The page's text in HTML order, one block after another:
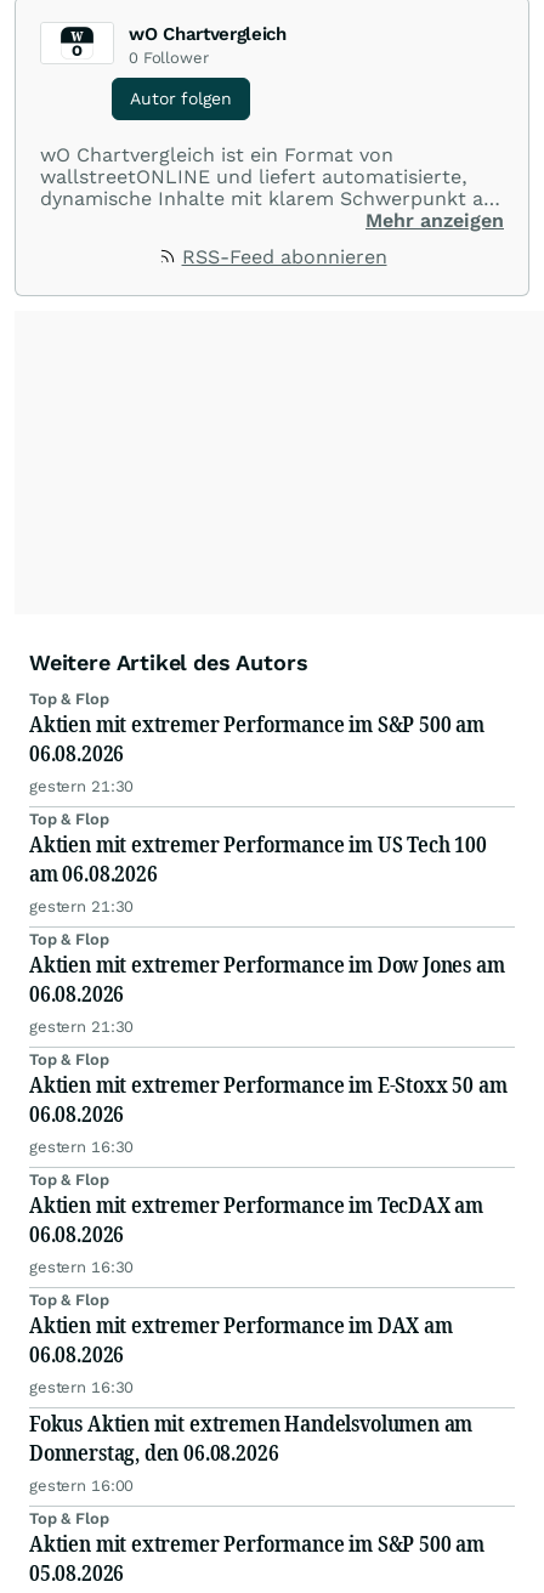
wO Chartvergleich
0 Follower
Autor folgen
wO Chartvergleich ist ein Format von
wallstreetONLINE und liefert automatisierte,
dynamische Inhalte mit klarem Schwerpunkt auf
Charts und Performance-Vergleiche. Im Fokus
Kursverläufe einer breiten Auswahl an Aktien
Mehr anzeigen
RSS-Feed abonnieren
Weitere Artikel des Autors
Top & Flop
Aktien mit extremer Performance im S&P 500 am
06.08.2026
gestern 21:30
Top & Flop
Aktien mit extremer Performance im US Tech 100
am 06.08.2026
gestern 21:30
Top & Flop
Aktien mit extremer Performance im Dow Jones am
06.08.2026
gestern 21:30
Top & Flop
Aktien mit extremer Performance im E-Stoxx 50 am
06.08.2026
gestern 16:30
Top & Flop
Aktien mit extremer Performance im TecDAX am
06.08.2026
gestern 16:30
Top & Flop
Aktien mit extremer Performance im DAX am
06.08.2026
gestern 16:30
Fokus Aktien mit extremen Handelsvolumen am
Donnerstag, den 06.08.2026
gestern 16:00
Top & Flop
Aktien mit extremer Performance im S&P 500 am
05.08.2026